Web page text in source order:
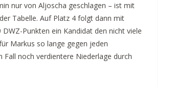
nur von Aljoscha geschlagen – ist mit
Tabelle. Auf Platz 4 folgt dann mit
Punkten ein Kandidat den nicht viele
Markus so lange gegen jeden
noch verdientere Niederlage durch